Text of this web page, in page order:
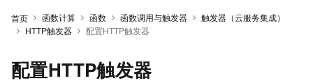
首页 函数计算 函数 函数调用与触发器
触发器（云服务集成）
HTTP触发器
配置HTTP触发器
配置HTTP触发器